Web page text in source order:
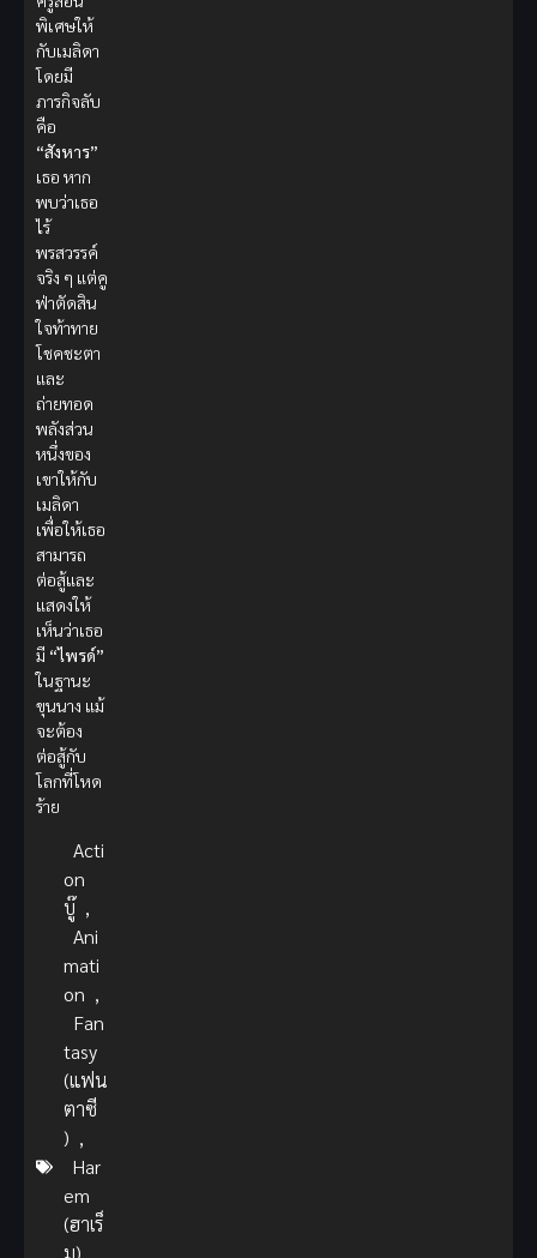
พิเศษให้
กับเมลิดา
โดยมี
ภารกิจลับ
คือ
“สังหาร”
เธอ หาก
พบว่าเธอ
ไร้
พรสวรรค์
จริง ๆ แต่คู
ฟ่าตัดสิน
ใจท้าทาย
โชคชะตา
และ
ถ่ายทอด
พลังส่วน
หนึ่งของ
เขาให้กับ
เมลิดา
เพื่อให้เธอ
สามารถ
ต่อสู้และ
แสดงให้
เห็นว่าเธอ
มี “ไพรด์”
ในฐานะ
ขุนนาง แม้
จะต้อง
ต่อสู้กับ
โลกที่โหด
ร้าย
Acti
on
บู๊ ,
Ani
mati
on ,
Fan
tasy
(แฟน
ตาซี
) ,
Har
em
(ฮาเร็